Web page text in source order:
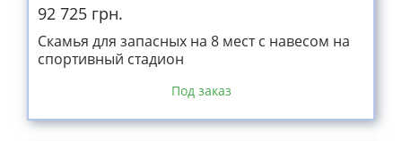
92 725 грн.
Скамья для запасных на 8 мест с навесом на
спортивный стадион
Под заказ